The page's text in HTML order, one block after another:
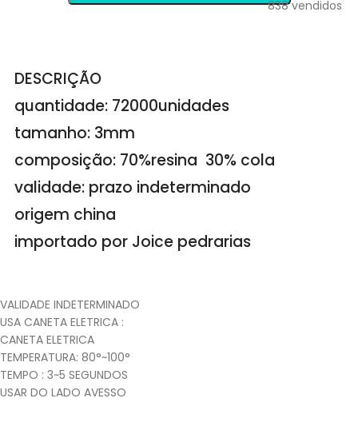
838vendidos
DESCRIÇÃO
quantidade: 72000unidades
tamanho: 3mm
composição: 70%resina 30% cola
validade: prazo indeterminado
origem china
importado por Joice pedrarias
VALIDADE INDETERMINADO
USA CANETA ELETRICA :
CANETA ELETRICA
TEMPERATURA: 80°~100°
TEMPO : 3~5 SEGUNDOS
USAR DO LADO AVESSO